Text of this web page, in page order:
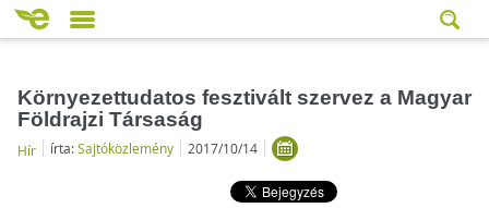
Környezettudatos fesztivált szervez a Magyar
Földrajzi Társaság
Hír írta:Sajtóközlemény 2017/10/14